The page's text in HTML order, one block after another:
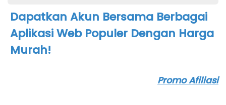
Dapatkan Akun Bersama Berbagai
Aplikasi Web Populer Dengan Harga
Murah!
Promo Afiliasi